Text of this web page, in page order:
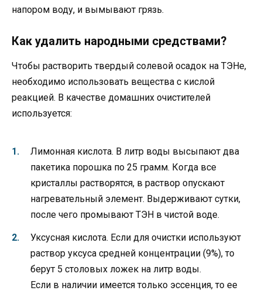
напором воду, и вымывают грязь.
Как удалить народными средствами?
Чтобы растворить твердый солевой осадок на ТЭНе,
необходимо использовать вещества с кислой
реакцией. В качестве домашних очистителей
используется:
Лимонная кислота. В литр воды высыпают два
пакетика порошка по 25 грамм. Когда все
кристаллы растворятся, в раствор опускают
нагревательный элемент. Выдерживают сутки,
после чего промывают ТЭН в чистой воде.
Уксусная кислота. Если для очистки используют
раствор уксуса средней концентрации (9%), то
берут 5 столовых ложек на литр воды.
Если в наличии имеется только эссенция, то ее